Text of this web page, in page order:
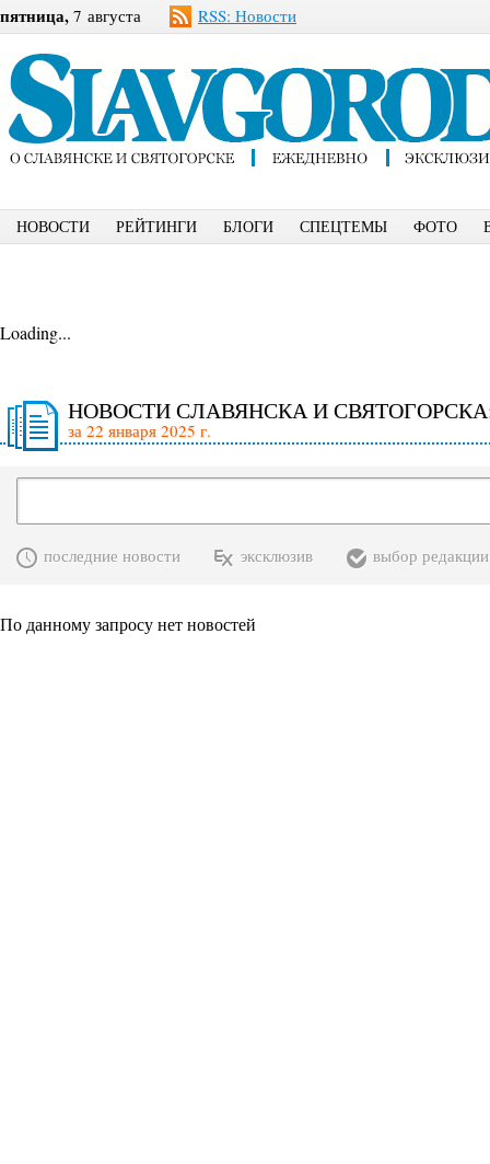
пятница, 7 августа RSS: Новости
НОВОСТИ РЕЙТИНГИ БЛОГИ СПЕЦТЕМЫ ФОТО
Loading...
НОВОСТИ СЛАВЯНСКА И
за 22 января 2025 г.
последние новости эксклюзив выбор редакции
По данному запросу нет новостей